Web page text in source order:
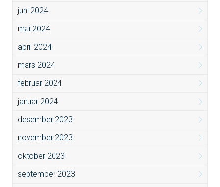
juni 2024
mai 2024
april 2024
mars 2024
februar 2024
januar 2024
desember 2023
november 2023
oktober 2023
september 2023